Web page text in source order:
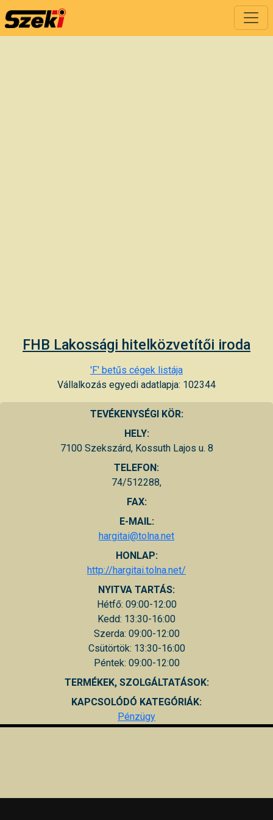
FHB Lakossági hitelközvetítői iroda
'F' betűs cégek listája
Vállalkozás egyedi adatlapja: 102344
TEVÉKENYSÉGI KÖR:
HELY:
7100 Szekszárd, Kossuth Lajos u. 8
TELEFON:
74/512288,
FAX:
E-MAIL:
hargitai@tolna.net
HONLAP:
http://hargitai.tolna.net/
NYITVA TARTÁS:
Hétfő: 09:00-12:00
Kedd: 13:30-16:00
Szerda: 09:00-12:00
Csütörtök: 13:30-16:00
Péntek: 09:00-12:00
TERMÉKEK, SZOLGÁLTATÁSOK:
KAPCSOLÓDÓ KATEGÓRIÁK:
Pénzügy